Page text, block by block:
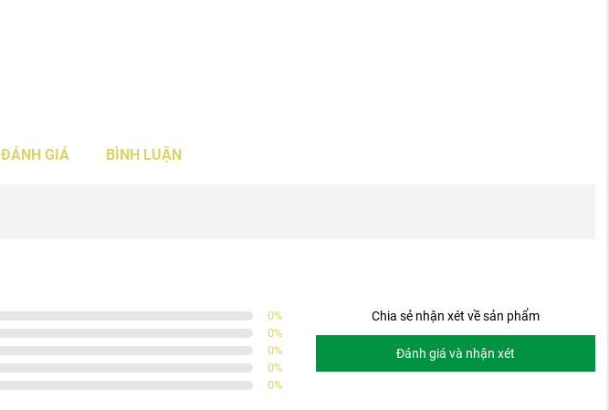
ĐÁNH GIÁ BÌNH LUẬN
0%
0%
0%
0%
0%
Chia sẻ nhận xét về sản phẩm
Đánh giá và nhận xét